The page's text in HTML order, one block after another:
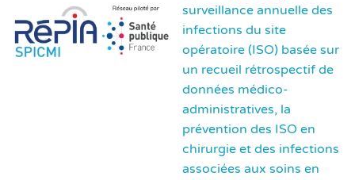
surveillance annuelle des
infections du site
opératoire (ISO) basée sur
un recueil rétrospectif de
données médico-
administratives, la
prévention des ISO en
chirurgie et des infections
associées aux soins en